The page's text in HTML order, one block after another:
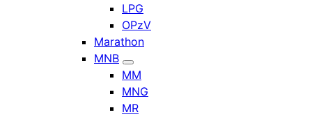
LPG
OPzV
Marathon
MNB
MM
MNG
MR